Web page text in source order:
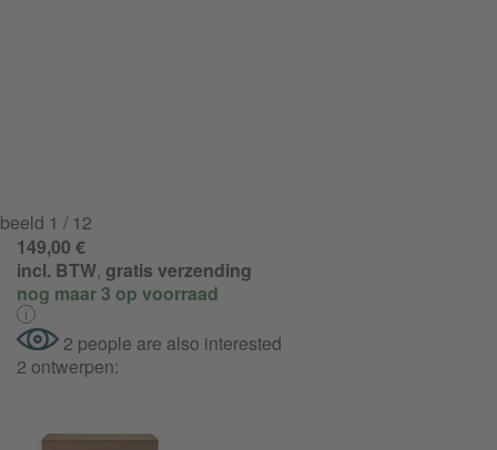
beeld 1 / 12
149,00 €
incl. BTW, gratis verzending
nog maar 3 op voorraad
2 people are also interested
2 ontwerpen: